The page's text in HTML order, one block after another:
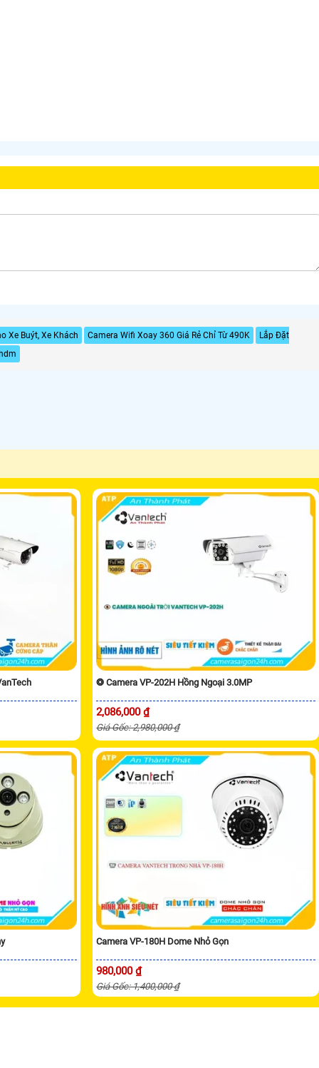
Xe Buýt, Xe Khách Camera Wifi Xoay 360 Giá Rẻ Chỉ Từ 490K
Lắp Đặt
❂ Camera VP-202H Hồng Ngoại 3.0MP
2,086,000 ₫
Giá Gốc: 2,980,000 ₫
Camera VP-180H Dome Nhỏ Gọn
980,000 ₫
Giá Gốc: 1,400,000 ₫